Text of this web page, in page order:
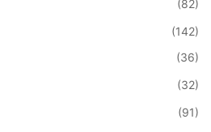
(82)
(142)
(36)
(32)
(91)